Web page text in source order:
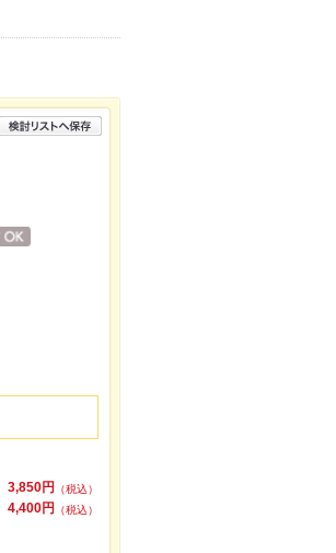
3,850円
（税込）
4,400円
（税込）